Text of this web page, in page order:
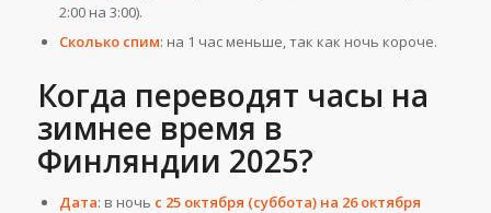
2:00 на 3:00).
Сколько спим: на 1 час меньше, так как ночь короче.
Когда переводят часы на
зимнее время в
Финляндии 2025?
Дата: в ночь с 25 октября (суббота) на 26 октября